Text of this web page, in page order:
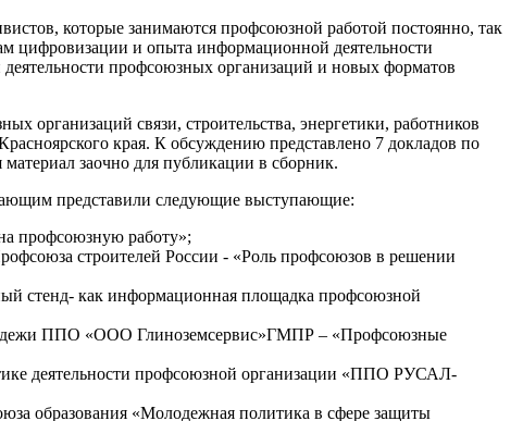
которые занимаются профсоюзной работой постоянно, так
цифровизации и опыта информационной деятельности
профсоюзных организаций и новых форматов
организаций связи, строительства, энергетики, работников
края. К обсуждению представлено 7 докладов по
заочно для публикации в сборник.
представили следующие выступающие:
профсоюзную работу»;
строителей России - «Роль профсоюзов в решении
стенд- как информационная площадка профсоюзной
ППО «ООО Глиноземсервис»ГМПР – «Профсоюзные
деятельности профсоюзной организации «ППО РУСАЛ-
образования «Молодежная политика в сфере защиты